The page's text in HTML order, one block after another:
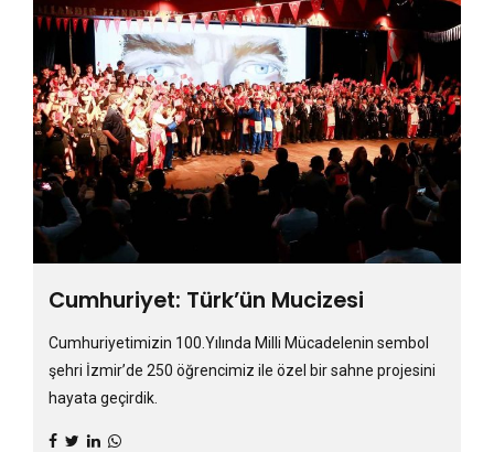
Cumhuriyet: Türk’ün Mucizesi
Cumhuriyetimizin 100.Yılında Milli Mücadelenin sembol
şehri İzmir’de 250 öğrencimiz ile özel bir sahne projesini
hayata geçirdik.